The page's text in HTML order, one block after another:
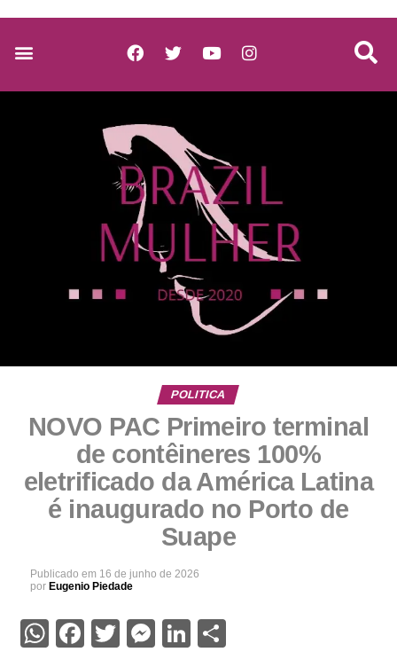
POLITICA
NOVO PAC Primeiro terminal
de contêineres 100%
eletrificado da América Latina
é inaugurado no Porto de
Suape
Publicado em 16 de junho de 2026
por Eugenio Piedade
WhatsApp
Facebook
Twitter
Messenger
LinkedIn
Share